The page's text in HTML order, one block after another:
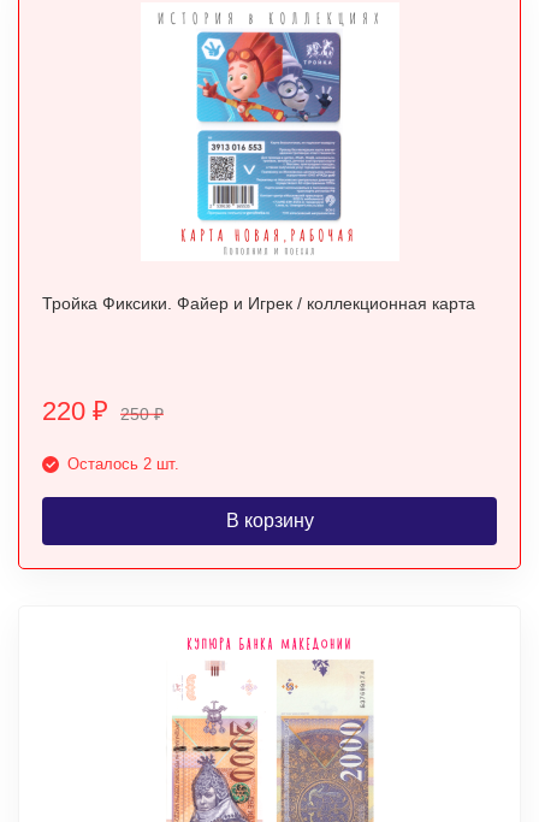
Тройка Фиксики. Файер и Игрек / коллекционная карта
220 ₽ 250₽
Осталось 2 шт.
В корзину